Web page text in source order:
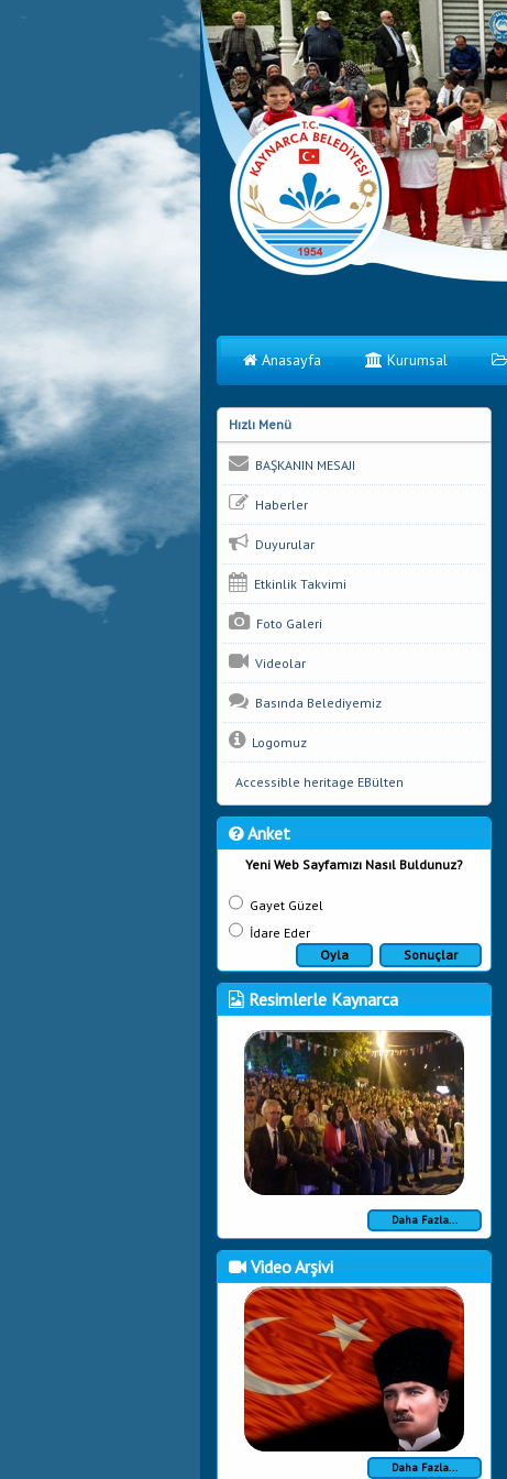
Anasayfa Kurumsal
Hızlı Menü
BAŞKANIN MESAJI
Haberler
Duyurular
Etkinlik Takvimi
Foto Galeri
Videolar
Basında Belediyemiz
Logomuz
Accessible heritage EBülten
Anket
Yeni Web Sayfamızı Nasıl Buldunuz?
Gayet Güzel
İdare Eder
Sonuçlar
Oyla
Resimlerle Kaynarca
Daha Fazla...
Video Arşivi
Daha Fazla...